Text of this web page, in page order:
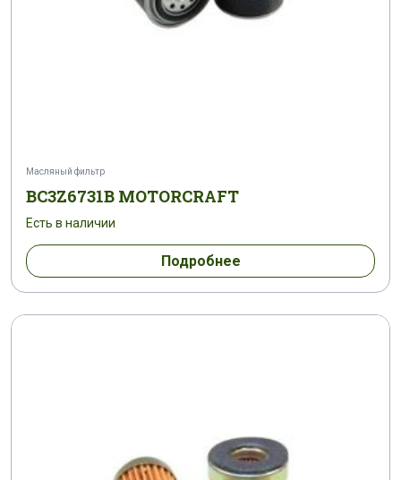
Масляный фильтр
BC3Z6731B MOTORCRAFT
Есть в наличии
Подробнее